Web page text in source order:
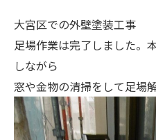
大宮区での外壁塗装工事
足場作業は完了しました。
しながら
窓や金物の清掃をして足場